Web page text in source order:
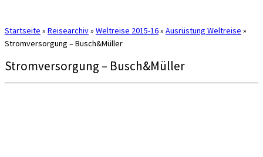
Startseite » Reisearchiv» Weltreise 2015-16» Ausrüstung Weltreise »
Stromversorgung – Busch&Müller
Stromversorgung – Busch&Müller